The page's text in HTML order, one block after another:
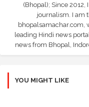
(Bhopal); Since
journalism. I am
bhopalsamachar.com,
leading Hindi news
news from Bhopal,
YOU MIGHT LIKE